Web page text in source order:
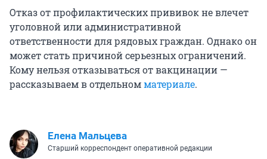
Отказ от профилактических прививок не влечет
уголовной или административной
ответственности для рядовых граждан. Однако он
может стать причиной серьезных ограничений.
Кому нельзя отказываться от вакцинации —
рассказываем в отдельномматериале.
Елена Мальцева
Старший корреспондент оперативной редакции